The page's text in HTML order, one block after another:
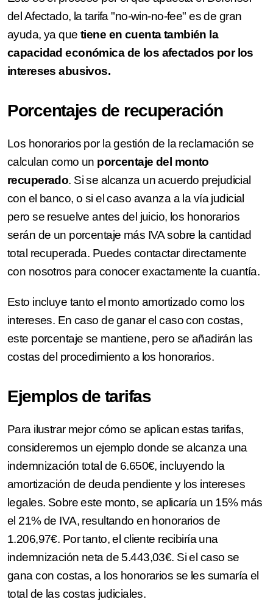
del Afectado, la tarifa "no-win-no-fee" es de gran
ayuda, ya quetiene en cuenta también la
capacidad económica de los afectados por los
intereses abusivos.
Porcentajes de recuperación
Los honorarios por la gestión de la reclamación se
calculan como un porcentaje del monto
recuperado. Si se alcanza un acuerdo prejudicial
con el banco, o si el caso avanza a la vía judicial
pero se resuelve antes del juicio, los honorarios
serán de un porcentaje más IVA sobre la cantidad
total recuperada. Puedes contactar directamente
con nosotros para conocer exactamente la cuantía.
Esto incluye tanto el monto amortizado como los
intereses. En caso de ganar el caso con costas,
este porcentaje se mantiene, pero se añadirán las
costas del procedimiento a los honorarios.
Ejemplos de tarifas
Para ilustrar mejor cómo se aplican estas tarifas,
consideremos un ejemplo donde se alcanza una
indemnización total de 6.650€, incluyendo la
amortización de deuda pendiente y los intereses
legales. Sobre este monto, se aplicaría un 15% más
el 21% de IVA, resultando en honorarios de
1.206,97€. Por tanto, el cliente recibiría una
indemnización neta de 5.443,03€. Si el caso se
gana con costas, a los honorarios se les sumaría el
total de las costas judiciales.